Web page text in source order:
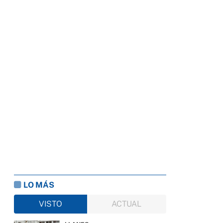
LO MÁS
VISTO
ACTUAL